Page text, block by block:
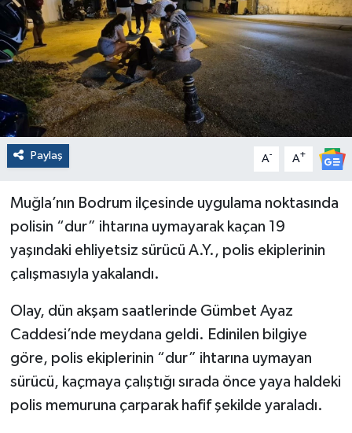
Paylaş A- A+
Muğla’nın Bodrum ilçesinde uygulama noktasında
polisin “dur” ihtarına uymayarak kaçan 19
yaşındaki ehliyetsiz sürücü A.Y., polis ekiplerinin
çalışmasıyla yakalandı.
Olay, dün akşam saatlerinde Gümbet Ayaz
Caddesi’nde meydana geldi. Edinilen bilgiye
göre, polis ekiplerinin “dur” ihtarına uymayan
sürücü, kaçmaya çalıştığı sırada önce yaya haldeki
polis memuruna çarparak hafif şekilde yaraladı.